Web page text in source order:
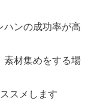
ハンの成功率が高
素材集めをする場
スメします